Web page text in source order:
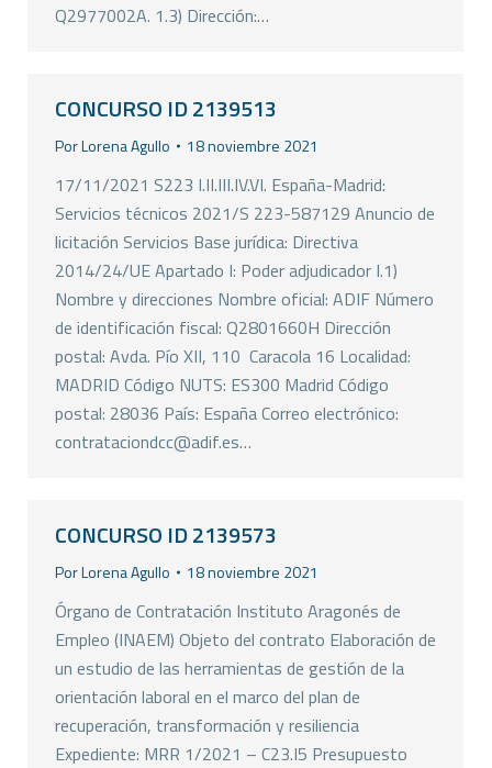
Q2977002A. 1.3) Dirección:…
CONCURSO ID 2139513
PorLorena Agullo 18 noviembre 2021
17/11/2021 S223 I.II.III.IV.VI. España-Madrid:
Servicios técnicos 2021/S 223-587129 Anuncio de
licitación Servicios Base jurídica: Directiva
2014/24/UE Apartado I: Poder adjudicador I.1)
Nombre y direcciones Nombre oficial: ADIF Número
de identificación fiscal: Q2801660H Dirección
postal: Avda. Pío XII, 110  Caracola 16 Localidad:
MADRID Código NUTS: ES300 Madrid Código
postal: 28036 País: España Correo electrónico:
contrataciondcc@adif.es…
CONCURSO ID 2139573
PorLorena Agullo 18 noviembre 2021
Órgano de Contratación Instituto Aragonés de
Empleo (INAEM) Objeto del contrato Elaboración de
un estudio de las herramientas de gestión de la
orientación laboral en el marco del plan de
recuperación, transformación y resiliencia
Expediente: MRR 1/2021 – C23.I5 Presupuesto